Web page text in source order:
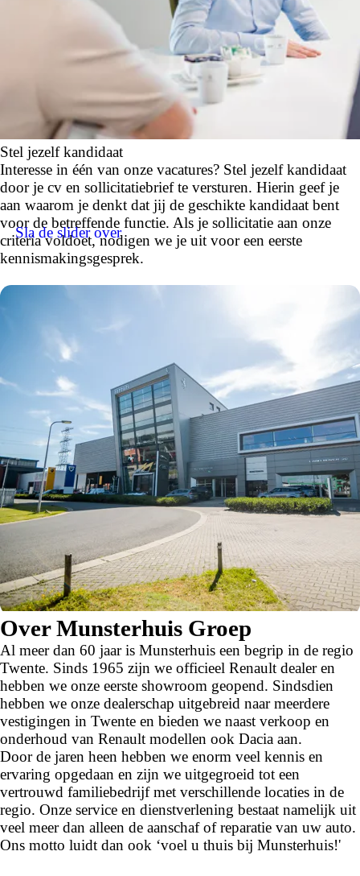
Stel jezelf kandidaat
Interesse in één van onze vacatures? Stel jezelf kandidaat
door je cv en sollicitatiebrief te versturen. Hierin geef je
aan waarom je denkt dat jij de geschikte kandidaat bent
voor de betreffende functie. Als je sollicitatie aan onze
criteria voldoet, nodigen we je uit voor een eerste
kennismakingsgesprek.
Sla de slider over
Over Munsterhuis Groep
Al meer dan 60 jaar is Munsterhuis een begrip in de regio
Twente. Sinds 1965 zijn we officieel Renault dealer en
hebben we onze eerste showroom geopend. Sindsdien
hebben we onze dealerschap uitgebreid naar meerdere
vestigingen in Twente en bieden we naast verkoop en
onderhoud van Renault modellen ook Dacia aan.
Door de jaren heen hebben we enorm veel kennis en
ervaring opgedaan en zijn we uitgegroeid tot een
vertrouwd familiebedrijf met verschillende locaties in de
regio. Onze service en dienstverlening bestaat namelijk uit
veel meer dan alleen de aanschaf of reparatie van uw auto.
Ons motto luidt dan ook ‘voel u thuis bij Munsterhuis!'